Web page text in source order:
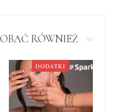
RÓWNIEŻ
DODATKI